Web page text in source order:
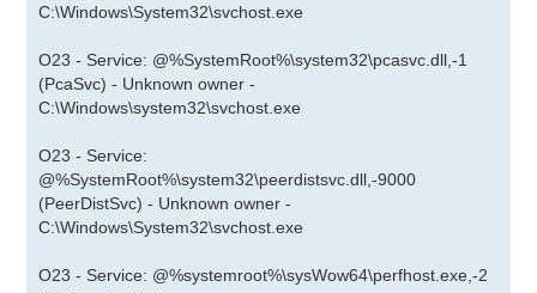
C:\Windows\System32\svchost.exe
O23 - Service: @%SystemRoot%\system32\pcasvc.dll,-1
(PcaSvc) - Unknown owner -
C:\Windows\system32\svchost.exe
O23 - Service:
@%SystemRoot%\system32\peerdistsvc.dll,-9000
(PeerDistSvc) - Unknown owner -
C:\Windows\System32\svchost.exe
O23 - Service: @%systemroot%\sysWow64\perfhost.exe,-2